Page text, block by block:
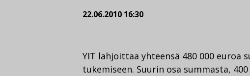
22.06.2010 16:30
YIT lahjoittaa yhteensä 480 000
tukemiseen. Suurin osa summasta,